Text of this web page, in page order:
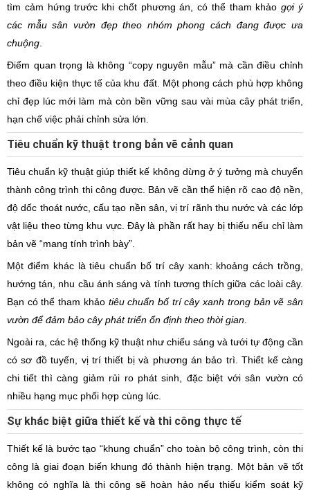
tìm cảm hứng trước khi chốt phương án, có thể tham khảogợi ý
các mẫu sân vườn đẹp theo nhóm phong cách đang được ưa
chuộng
Điểm quan trọng là không “copy nguyên mẫu” mà cần điều chỉnh
theo điều kiện thực tế của khu đất. Một phong cách phù hợp không
chỉ đẹp lúc mới làm mà còn bền vững sau vài mùa cây phát triển,
hạn chế việc phải chỉnh sửa lớn.
Tiêu chuẩn kỹ thuật trong bản vẽ cảnh quan
Tiêu chuẩn kỹ thuật giúp thiết kế không dừng ở ý tưởng mà chuyển
thành công trình thi công được. Bản vẽ cần thể hiện rõ cao độ nền,
độ dốc thoát nước, cấu tạo nền sân, vị trí rãnh thu nước và các lớp
vật liệu theo từng khu vực. Đây là phần rất hay bị thiếu nếu chỉ làm
bản vẽ “mang tính trình bày”.
Một điểm khác là tiêu chuẩn bố trí cây xanh: khoảng cách trồng,
hướng tán, nhu cầu ánh sáng và tính tương thích giữa các loài cây.
Bạn có thể tham khảo tiêu chuẩn bố trí cây xanh trong bản vẽ sân
vườn để đảm bảo cây phát triển ổn định theo thời gian
Ngoài ra, các hệ thống kỹ thuật như chiếu sáng và tưới tự động cần
có sơ đồ tuyến, vị trí thiết bị và phương án bảo trì. Thiết kế càng
chi tiết thì càng giảm rủi ro phát sinh, đặc biệt với sân vườn có
nhiều hạng mục phối hợp cùng lúc.
Sự khác biệt giữa thiết kế và thi công thực tế
Thiết kế là bước tạo “khung chuẩn” cho toàn bộ công trình, còn thi
công là giai đoạn biến khung đó thành hiện trạng. Một bản vẽ tốt
không có nghĩa là thi công sẽ hoàn hảo nếu thiếu kiểm soát kỹ